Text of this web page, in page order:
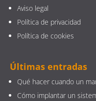
Aviso legal
Política de privacidad
Política de cookies
Últimas entradas
Qué hacer cuando un
Cómo implantar un